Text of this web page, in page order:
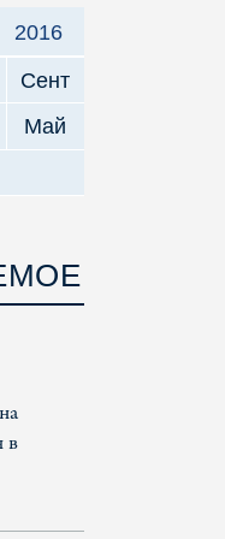
2016
Сент
Май
в